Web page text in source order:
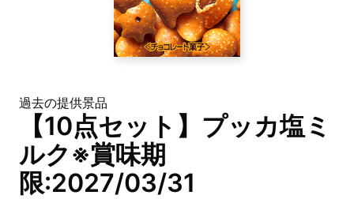
過去の提供景品
【10点セット】プッカ塩ミ
ルク※賞味期
限:2027/03/31